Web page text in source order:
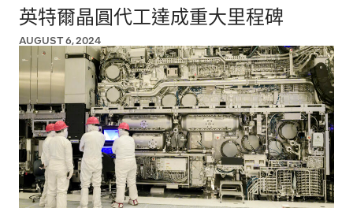
英特爾晶圓代工達成重大里程碑
AUGUST 6, 2024